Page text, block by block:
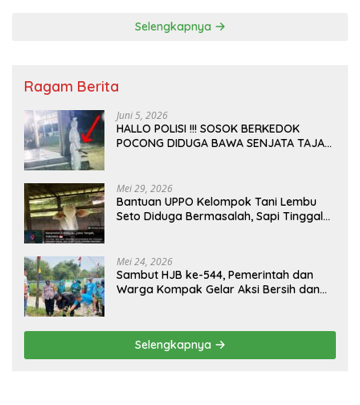
Selengkapnya
Ragam Berita
Juni 5, 2026
HALLO POLISI !!! SOSOK BERKEDOK
POCONG DIDUGA BAWA SENJATA TAJAM
Mei 29, 2026
Bantuan UPPO Kelompok Tani Lembu
Seto Diduga Bermasalah, Sapi Tinggal
Mei 24, 2026
Sambut HJB ke-544, Pemerintah dan
Warga Kompak Gelar Aksi Bersih dan
Selengkapnya